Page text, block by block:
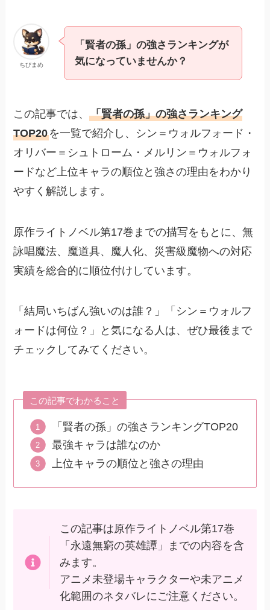
ちびまめ
「賢者の孫」の強さランキングが
気になっていませんか？
この記事では、「賢者の孫」の強さランキング
TOP20を一覧で紹介し、シン＝ウォルフォード・
オリバー＝シュトローム・メルリン＝ウォルフォ
ードなど上位キャラの順位と強さの理由をわかり
やすく解説します。
原作ライトノベル第17巻までの描写をもとに、無
詠唱魔法、魔道具、魔人化、災害級魔物への対応
実績を総合的に順位付けしています。
「結局いちばん強いのは誰？」「シン＝ウォルフ
ォードは何位？」と気になる人は、ぜひ最後まで
チェックしてみてください。
この記事でわかること
「賢者の孫」の強さランキングTOP20
最強キャラは誰なのか
上位キャラの順位と強さの理由
この記事は原作ライトノベル第17巻
「永遠無窮の英雄譚」までの内容を含
みます。
アニメ未登場キャラクターや未アニメ
化範囲のネタバレにご注意ください。